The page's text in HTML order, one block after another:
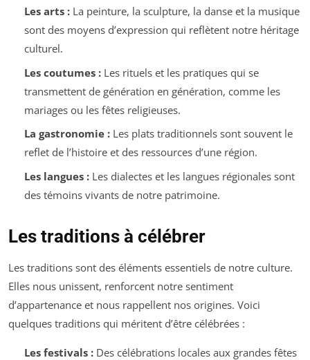
Les arts :La peinture, la sculpture, la danse et la musique
sont des moyens d’expression qui reflètent notre héritage
culturel.
Les coutumes :Les rituels et les pratiques qui se
transmettent de génération en génération, comme les
mariages ou les fêtes religieuses.
La gastronomie :Les plats traditionnels sont souvent le
reflet de l’histoire et des ressources d’une région.
Les langues :Les dialectes et les langues régionales sont
des témoins vivants de notre patrimoine.
Les traditions à célébrer
Les traditions sont des éléments essentiels de notre culture.
Elles nous unissent, renforcent notre sentiment
d’appartenance et nous rappellent nos origines. Voici
quelques traditions qui méritent d’être célébrées :
Les festivals :Des célébrations locales aux grandes fêtes